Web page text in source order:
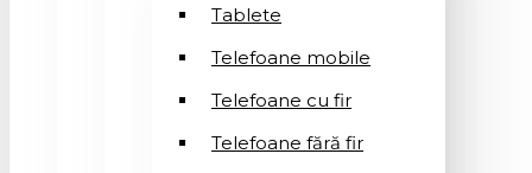
Tablete
Telefoane mobile
Telefoane cu fir
Telefoane fără fir